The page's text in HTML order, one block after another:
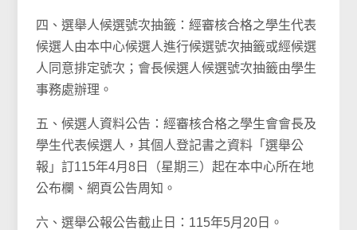
四、選舉人候選號次抽籤：經審核合格之學生代表
候選人由本中心候選人進行候選號次抽籤或經候選
人同意排定號次；會長候選人候選號次抽籤由學生
事務處辦理。
五、候選人資料公告：經審核合格之學生會會長及
學生代表候選人，其個人登記書之資料「選舉公
報」訂115年4月8日（星期三）起在本中心所在地
公布欄、網頁公告周知。
六、選舉公報公告截止日：115年5月20日。